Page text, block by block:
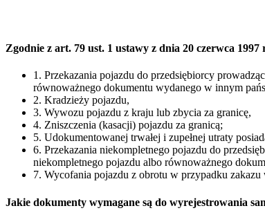
Zgodnie z art. 79 ust. 1 ustawy z dnia 20 czerwca
1. Przekazania pojazdu do przedsiębiorcy
równoważnego dokumentu wydanego w innym
2. Kradzieży pojazdu,
3. Wywozu pojazdu z kraju lub zbycia za granicę,
4. Zniszczenia (kasacji) pojazdu za granicą;
5. Udokumentowanej trwałej i zupełnej utraty
6. Przekazania niekompletnego pojazdu do
niekompletnego pojazdu albo równoważnego
7. Wycofania pojazdu z obrotu w przypadku
Jakie dokumenty wymagane są do wyrejestrowania